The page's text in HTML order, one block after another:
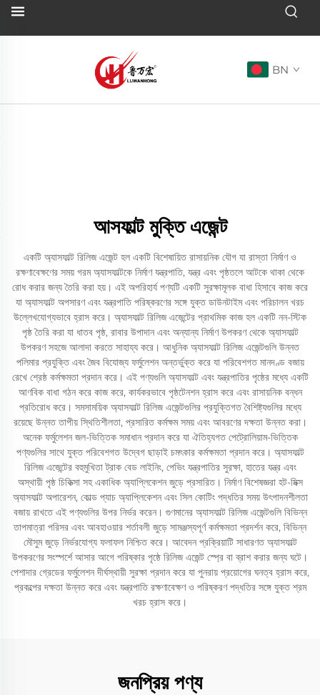
BN
আসফাল্ট মুক্তি এজেন্ট
একটি অ্যাসফাল্ট রিলিজ এজেন্ট হল একটি বিশেষায়িত রাসায়নিক যৌগ যা রাস্তা নির্মাণ ও
রক্ষণাবেক্ষণের সময় গরম অ্যাসফাল্টকে নির্মাণ যন্ত্রপাতি, যন্ত্র এবং পৃষ্ঠতলে আটকে থাকা থেকে
রোধ করার জন্য তৈরি করা হয়। এই অপরিহার্য পণ্যটি একটি সুরক্ষামূলক বাধা হিসাবে কাজ করে
যা অ্যাসফাল্ট অপসারণ এবং যন্ত্রপাতি পরিষ্করণের সঙ্গে যুক্ত ডাউনটাইম এবং পরিচালন খরচ
উল্লেখযোগ্যভাবে হ্রাস করে। অ্যাসফাল্ট রিলিজ এজেন্টের প্রাথমিক কাজ হল একটি নন-স্টিক
পৃষ্ঠ তৈরি করা যা ধাতব পৃষ্ঠ, রাবার উপাদান এবং অন্যান্য নির্মাণ উপকরণ থেকে অ্যাসফাল্ট
উপকরণ সহজে আলাদা করতে সাহায্য করে। আধুনিক অ্যাসফাল্ট রিলিজ এজেন্টগুলি উন্নত
পলিমার প্রযুক্তি এবং জৈব বিযোজ্য ফর্মুলেশন অন্তর্ভুক্ত করে যা পরিবেশগত মানদণ্ড বজায়
রেখে শ্রেষ্ঠ কর্মক্ষমতা প্রদান করে। এই পণ্যগুলি অ্যাসফাল্ট এবং যন্ত্রপাতির পৃষ্ঠের মধ্যে একটি
আণবিক বাধা গঠন করে কাজ করে, কার্যকরভাবে পৃষ্ঠটেনশন হ্রাস করে এবং রাসায়নিক বন্ধন
প্রতিরোধ করে। সমসাময়িক অ্যাসফাল্ট রিলিজ এজেন্টগুলির প্রযুক্তিগত বৈশিষ্ট্যগুলির মধ্যে
রয়েছে উন্নত তাপীয় স্থিতিশীলতা, প্রসারিত কর্মক্ষম সময় এবং আবরণের দক্ষতা উন্নত করা।
অনেক ফর্মুলেশন জল-ভিত্তিক সমাধান প্রদান করে যা ঐতিহ্যগত পেট্রোলিয়াম-ভিত্তিক
পণ্যগুলির সাথে যুক্ত পরিবেশগত উদ্বেগ ছাড়াই চমৎকার কর্মক্ষমতা প্রদান করে। অ্যাসফাল্ট
রিলিজ এজেন্টের বহুমুখিতা ট্রাক বেড লাইনিং, পেভিং যন্ত্রপাতির সুরক্ষা, হাতের যন্ত্র এবং
অস্থায়ী পৃষ্ঠ চিকিত্সা সহ একাধিক অ্যাপ্লিকেশন জুড়ে প্রসারিত। নির্মাণ বিশেষজ্ঞরা হট-মিক্স
অ্যাসফাল্ট অপারেশন, কোল্ড প্যাচ অ্যাপ্লিকেশন এবং সিল কোটিং পদ্ধতির সময় উৎপাদনশীলতা
বজায় রাখতে এই পণ্যগুলির উপর নির্ভর করেন। গুণমানের অ্যাসফাল্ট রিলিজ এজেন্টগুলি বিভিন্ন
তাপমাত্রা পরিসর এবং আবহাওয়ার শর্তাবলী জুড়ে সামঞ্জস্যপূর্ণ কর্মক্ষমতা প্রদর্শন করে, বিভিন্ন
মৌসুম জুড়ে নির্ভরযোগ্য ফলাফল নিশ্চিত করে। আবেদন প্রক্রিয়াটি সাধারণত অ্যাসফাল্ট
উপকরণের সংস্পর্শে আসার আগে পরিষ্কার পৃষ্ঠে রিলিজ এজেন্ট স্প্রে বা ব্রাশ করার জন্য ঘটে।
পেশাদার গ্রেডের ফর্মুলেশন দীর্ঘস্থায়ী সুরক্ষা প্রদান করে যা পুনরায় প্রয়োগের ঘনত্ব হ্রাস করে,
প্রকল্পের দক্ষতা উন্নত করে এবং যন্ত্রপাতি রক্ষণাবেক্ষণ ও পরিষ্করণ পদ্ধতির সঙ্গে যুক্ত শ্রম
খরচ হ্রাস করে।
জনপ্রিয় পণ্য